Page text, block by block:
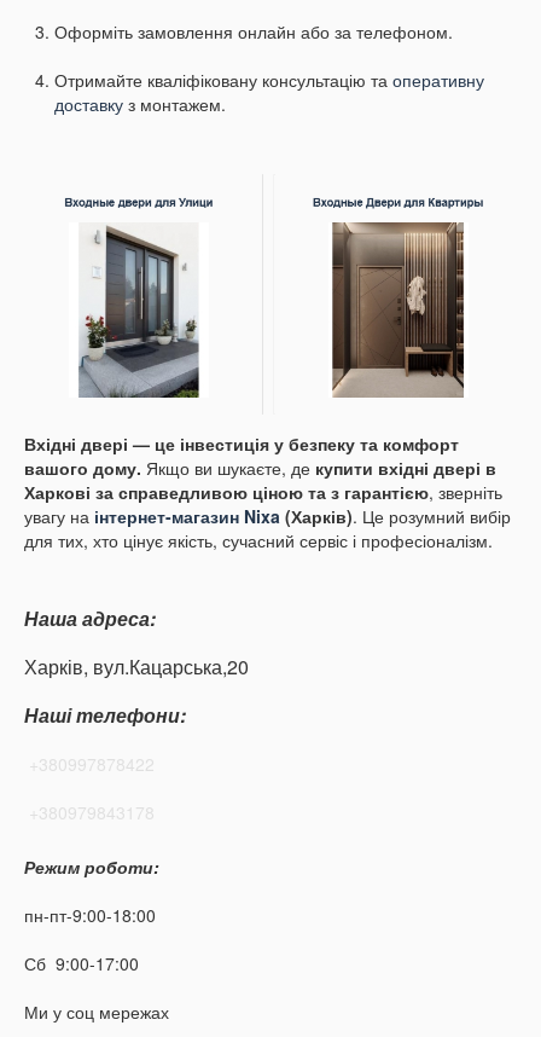
Оформіть замовлення онлайн або за телефоном.
Отримайте кваліфіковану консультацію та оперативну
доставку з монтажем.
Вхідні двері — це інвестиція у безпеку та комфорт
вашого дому. Якщо ви шукаєте, де купити вхідні двері в
Харкові за справедливою ціною та з гарантією, зверніть
увагу на інтернет-магазин Nixa (Харків). Це розумний вибір
для тих, хто цінує якість, сучасний сервіс і професіоналізм.
Наша адреса:
Харків, вул.Кацарська,20
Наші телефони:
+380997878422
+380979843178
Режим роботи:
пн-пт-9:00-18:00
Сб 9:00-17:00
Ми у соц мережах